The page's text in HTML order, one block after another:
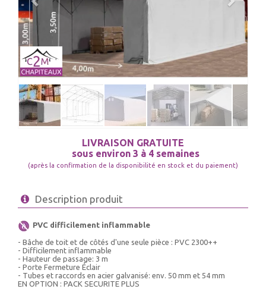
LIVRAISON GRATUITE
sous environ 3 à 4 semaines
(après la confirmation de la disponibilité en stock et du paiement)
Description produit
PVC difficilement inflammable
- Bâche de toit et de côtés d'une seule pièce : PVC 2300++
- Difficilement inflammable
- Hauteur de passage: 3 m
- Porte Fermeture Éclair
- Tubes et raccords en acier galvanisé: env. 50 mm et 54 mm
EN OPTION : PACK SECURITE PLUS